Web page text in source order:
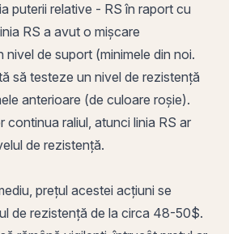
puterii relative - RS în raport cu
RS a avut o mișcare
nivel de suport (minimele din noi.
să testeze un nivel de rezistență
anterioare (de culoare roşie).
continua raliul, atunci linia RS ar
de rezistență.
prețul acestei acțiuni se
de rezistență de la circa 48-50$.